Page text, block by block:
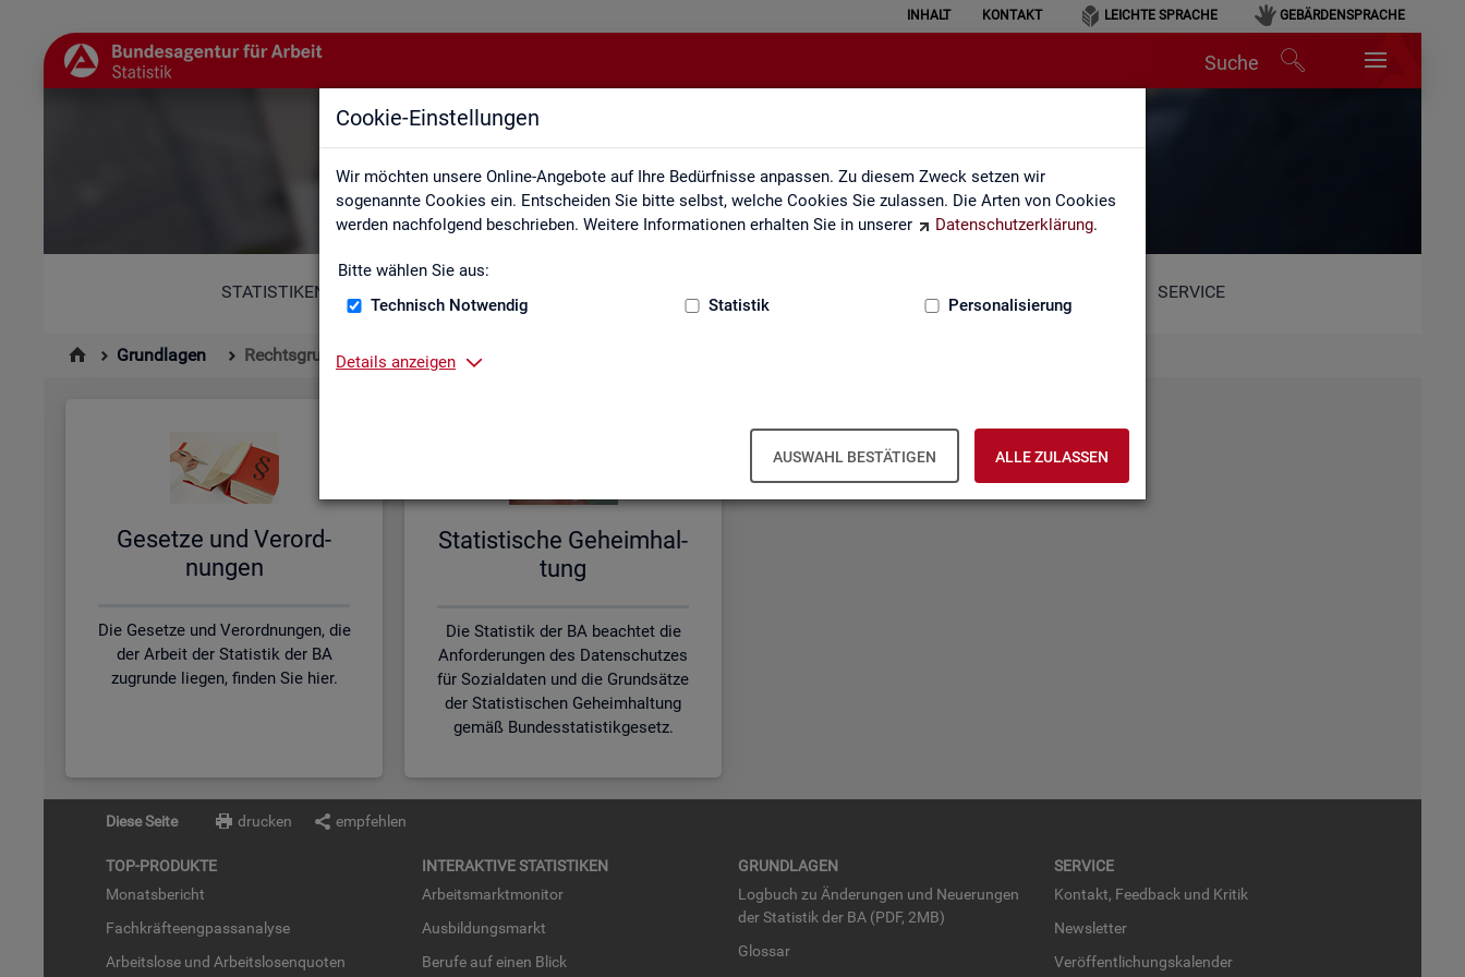
Cookie-Einstellungen
Wir möchten unsere Online-Angebote auf Ihre Bedürfnisse anpassen. Zu diesem Zweck setzen wir
sogenannte Cookies ein. Entscheiden Sie bitte selbst, welche Cookies Sie zulassen. Die Arten von Cookies
werden nachfolgend beschrieben. Weitere Informationen erhalten Sie in unserer
Datenschutzerklärung.
Bitte wählen Sie aus:
Technisch Notwendig
Statistik Personalisierung
Details anzeigen
AUSWAHL BESTÄTIGEN ALLE ZULASSEN
INHALT KONTAKT LEICHTE SPRACHE GEBÄRDENSPRACHE
Suche
Rechtsgrundlagen
STATISTIKEN SERVICE
Grundlagen Rechtsgrundlagen
Ge­set­ze und Ver­ord­
nun­gen
Die Gesetze und Verordnungen, die
der Arbeit der Statistik der BA
zugrunde liegen, finden Sie hier.
Sta­tis­ti­sche Ge­heim­hal­
tung
Die Statistik der BA beachtet die
Anforderungen des Datenschutzes
für Sozialdaten und die Grundsätze
der Statistischen Geheimhaltung
gemäß Bundesstatistikgesetz.
Diese Seite drucken empfehlen
TOP-PRO­DUK­TE
Mo­nats­be­richt
Fach­kräf­te­eng­pass­ana­ly­se
Ar­beits­lo­se und Ar­beits­lo­sen­quo­ten
IN­TER­AK­TI­VE STA­TIS­TI­KEN
Ar­beits­markt­mo­ni­tor
Aus­bil­dungs­markt
Be­ru­fe auf einen Blick
GRUND­LA­GEN
Log­buch zu Än­de­run­gen und Neue­run­gen
der Sta­tis­tik der BA (PDF, 2MB)
Glos­sar
SER­VICE
Kon­takt, Feed­back und Kri­tik
News­let­ter
Ver­öf­fent­li­chungs­ka­len­der